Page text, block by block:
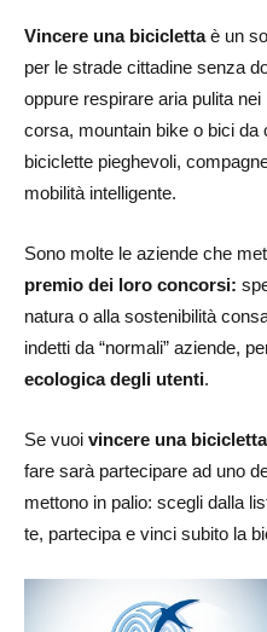
Vincere una biciclettaè un
per le strade cittadine senza
oppure respirare aria pulita
corsa, mountain bike o bici da
biciclette pieghevoli,
mobilità intelligente.
Sono molte le aziende che
premio dei loro concorsi:
natura o alla sostenibilità
indetti da “normali” aziende,
ecologica degli utenti.
Se vuoi vincere una
fare sarà partecipare ad uno
mettono in palio: scegli dalla
te, partecipa e vinci subito la